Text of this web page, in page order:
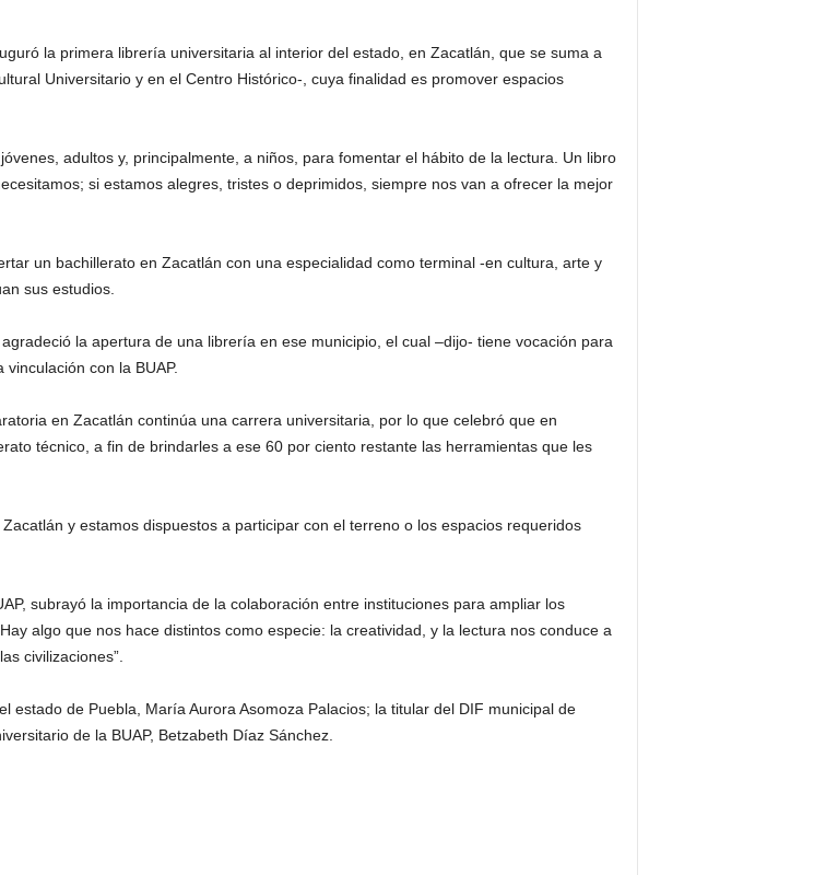
la primera librería universitaria al interior del estado, en Zacatlán, que se suma a
Universitario y en el Centro Histórico-, cuya finalidad es promover espacios
adultos y, principalmente, a niños, para fomentar el hábito de la lectura. Un libro
si estamos alegres, tristes o deprimidos, siempre nos van a ofrecer la mejor
un bachillerato en Zacatlán con una especialidad como terminal -en cultura, arte y
sus estudios.
la apertura de una librería en ese municipio, el cual –dijo- tiene vocación para
con la BUAP.
en Zacatlán continúa una carrera universitaria, por lo que celebró que en
técnico, a fin de brindarles a ese 60 por ciento restante las herramientas que les
y estamos dispuestos a participar con el terreno o los espacios requeridos
subrayó la importancia de la colaboración entre instituciones para ampliar los
algo que nos hace distintos como especie: la creatividad, y la lectura nos conduce a
civilizaciones”.
estado de Puebla, María Aurora Asomoza Palacios; la titular del DIF municipal de
de la BUAP, Betzabeth Díaz Sánchez.